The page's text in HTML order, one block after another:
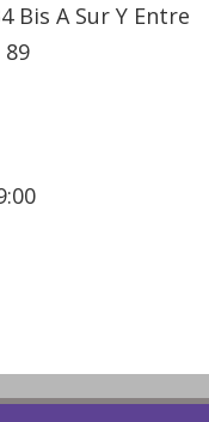
Bis A Sur Y Entre
89